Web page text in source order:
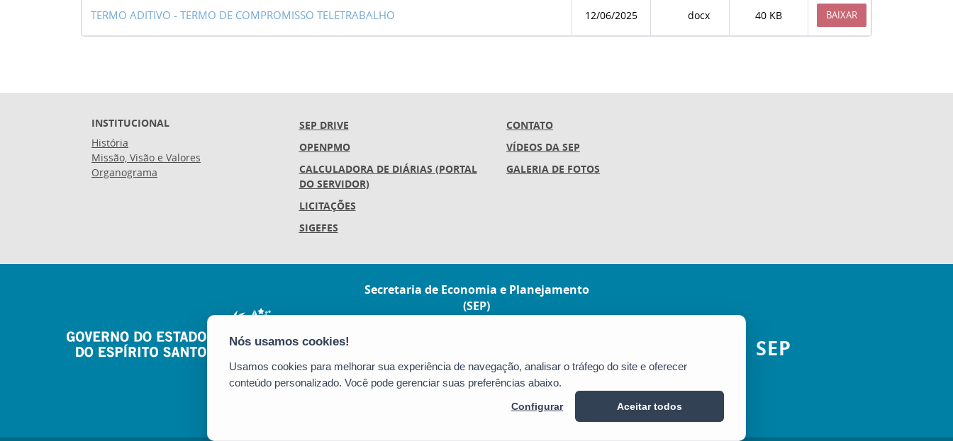
TERMO ADITIVO - TERMO DE COMPROMISSO TELETRABALHO 12/06/2025 docx 40 KB BAIXAR
INSTITUCIONAL
História
Missão, Visão e Valores
Organograma
SEP DRIVE
OPENPMO
CALCULADORA DE DIÁRIAS (PORTAL
DO SERVIDOR)
LICITAÇÕES
SIGEFES
CONTATO
VÍDEOS DA SEP
GALERIA DE FOTOS
Secretaria de Economia e Planejamento
(SEP)
CEP: 29057-550 - Vitória / ES
Tel.: 3636-4253 / 3636-4251
gabinete@planejamento.es.gov.br
SEP
Usamos cookies para melhorar sua experiência de navegação, analisar o tráfego do site e oferecer
conteúdo personalizado. Você pode gerenciar suas preferências abaixo.
Configurar Aceitar todos